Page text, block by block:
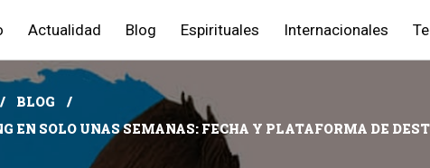
Actualidad Blog Espirituales Internacionales
BLOG
EN SOLO UNAS SEMANAS: FECHA Y PLATAFORMA DE